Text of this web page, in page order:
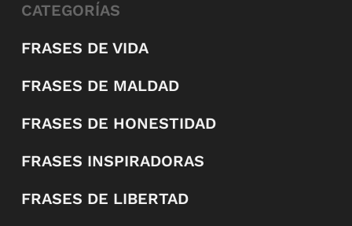
CATEGORÍAS
FRASES DE VIDA
FRASES DE MALDAD
FRASES DE HONESTIDAD
FRASES INSPIRADORAS
FRASES DE LIBERTAD